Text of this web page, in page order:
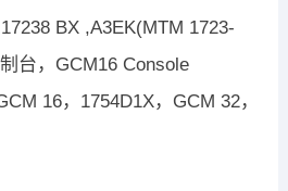
BX ,A3EK(MTM 1723-
台，GCM16 Console
16，1754D1X，GCM 32，